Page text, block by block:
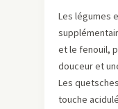
Les légumes
et le fenouil,
douceur et
Les
touche